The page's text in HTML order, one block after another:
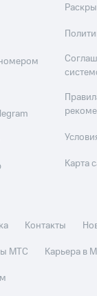
Карта
Контакты
МТС
Карьера в